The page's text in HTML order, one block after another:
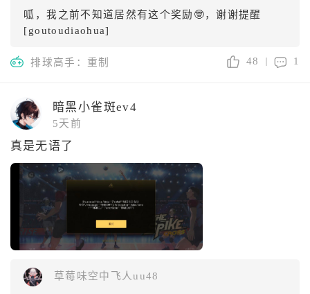
呱，我之前不知道居然有这个奖励🤓，谢谢提醒
[goutoudiaohua]
排球高手：重制 48 1
暗黑小雀斑ev4
5天前
真是无语了
草莓味空中飞人uu48